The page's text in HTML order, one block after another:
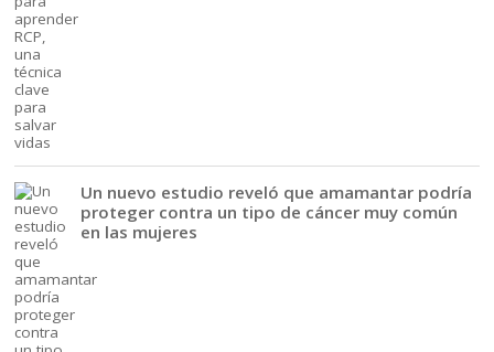
Un nuevo estudio reveló que amamantar podría
proteger contra un tipo de cáncer muy común
en las mujeres